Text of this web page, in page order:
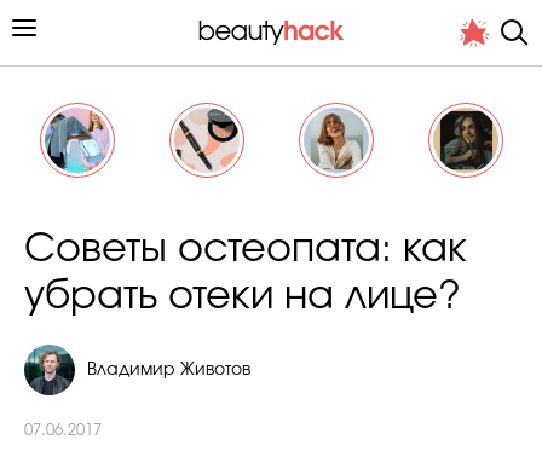
Личный опыт
Стиль жизни
Хит недели от стилиста
Советы остеопата: как
убрать отеки на лице?
Владимир Животов
07.06.2017